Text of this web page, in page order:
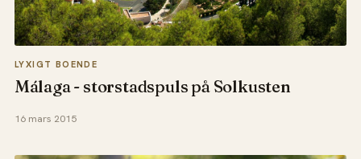
LYXIGT BOENDE
Málaga - storstadspuls på Solkusten
16 mars 2015